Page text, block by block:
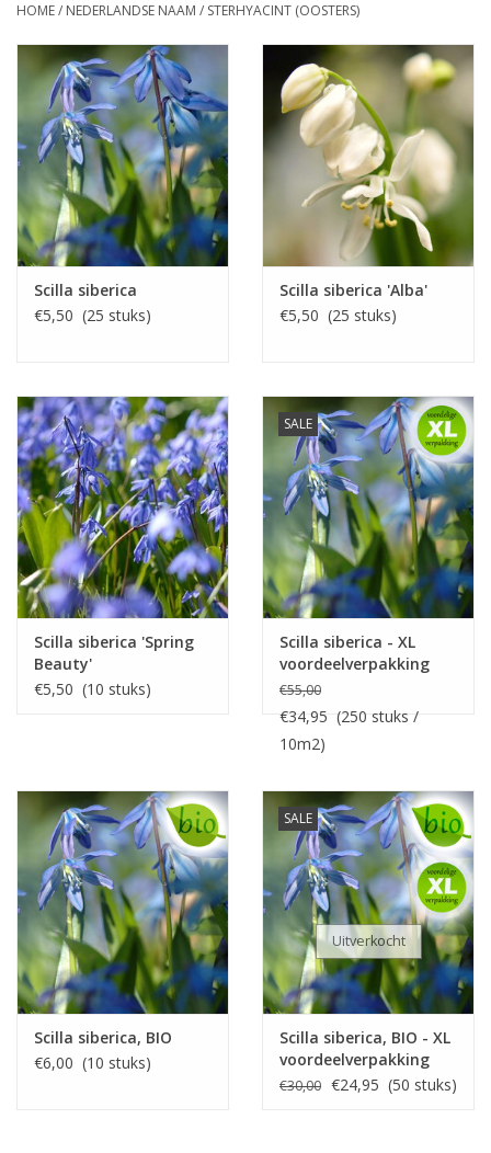
HOME/ NEDERLANDSE NAAM / STERHYACINT (OOSTERS)
Scilla siberica
€5,50 (25 stuks)
Scilla siberica 'Alba'
€5,50 (25 stuks)
Scilla siberica 'Spring
Beauty'
€5,50 (10 stuks)
SALE
Scilla siberica - XL
voordeelverpakking
€55,00
€34,95 (250 stuks /
10m2)
Scilla siberica, BIO
€6,00 (10 stuks)
SALE
Uitverkocht
Scilla siberica, BIO - XL
voordeelverpakking
€30,00 €24,95 (50 stuks)